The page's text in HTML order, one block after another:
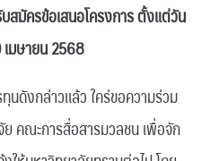
สมัครข้อเสนอโครงการ ตั้งแต่วัน
มษายน 2568
ดังกล่าวเเล้ว ใคร่ขอความร่วม
คณะการสื่อสารมวลชน เพื่อจัก